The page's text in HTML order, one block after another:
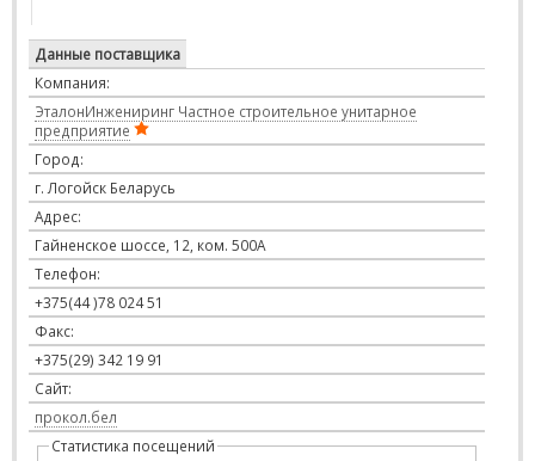
Данные поставщика
Компания:
ЭталонИнжениринг Частное строительное унитарное
предприятие
Город:
г. Логойск Беларусь
Адрес:
Гайненское шоссе, 12, ком. 500А
Телефон:
+375(44 )78 024 51
Факс:
+375(29) 342 19 91
Сайт:
прокол.бел
Статистика посещений